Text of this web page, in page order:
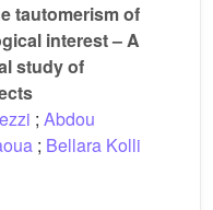
tautomerism of
interest – A
study of
; Abdou
; Bellara Kolli